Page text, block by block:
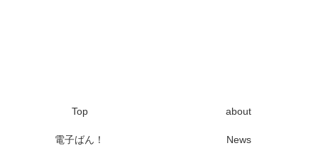
Top about
電子ばん！ News